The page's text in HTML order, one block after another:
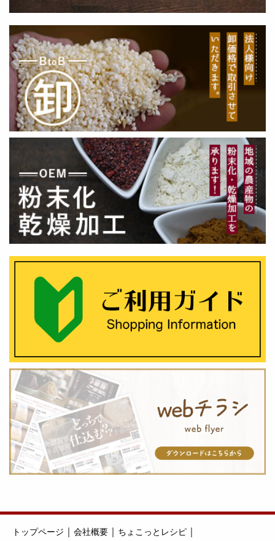
トップページ ｜ 会社概要 ｜ ちょこっとレシピ ｜